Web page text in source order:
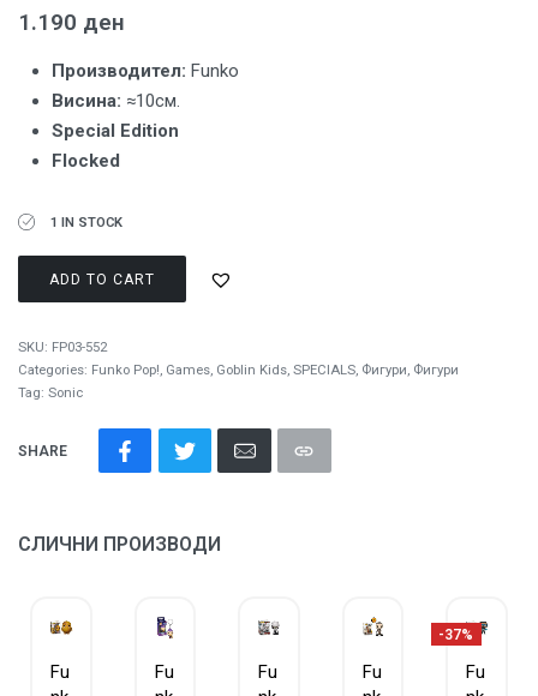
1.190 ден
Производител: Funko
Висина: ≈10см.
Special Edition
Flocked
1 IN STOCK
ADD TO CART
SKU: FP03-552
Categories: Funko Pop!, Games, Goblin Kids, SPECIALS, Фигури, Фигури
Tag: Sonic
SHARE
СЛИЧНИ ПРОИЗВОДИ
Fu
Fu
Fu
Fu
-37%
Fu